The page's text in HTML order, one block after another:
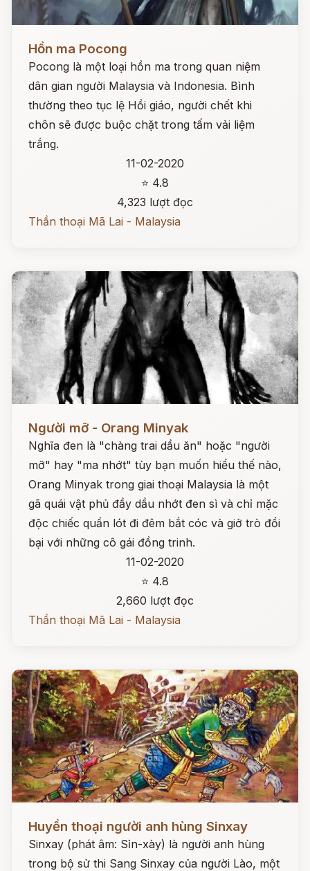
Đọc ngay
Hồn ma Pocong
Pocong là một loại hồn ma trong quan niệm
dân gian người Malaysia và Indonesia. Bình
thường theo tục lệ Hồi giáo, người chết khi
chôn sẽ được buộc chặt trong tấm vải liệm
trắng.
11-02-2020
⭐ 4.8
4,323 lượt đọc
Thần thoại Mã Lai - Malaysia
Người mỡ - Orang Minyak
Nghĩa đen là "chàng trai dầu ăn" hoặc "người
mỡ" hay "ma nhớt" tùy bạn muốn hiểu thế nào,
Orang Minyak trong giai thoại Malaysia là một
gã quái vật phủ đầy dầu nhớt đen sì và chỉ mặc
độc chiếc quần lót đi đêm bắt cóc và giở trò đồi
bại với những cô gái đồng trinh.
11-02-2020
⭐ 4.8
2,660 lượt đọc
Thần thoại Mã Lai - Malaysia
Đọc ngay
Huyền thoại người anh hùng Sinxay
Sinxay (phát âm: Sỉn-xày) là người anh hùng
trong bộ sử thi Sang Sinxay của người Lào, một